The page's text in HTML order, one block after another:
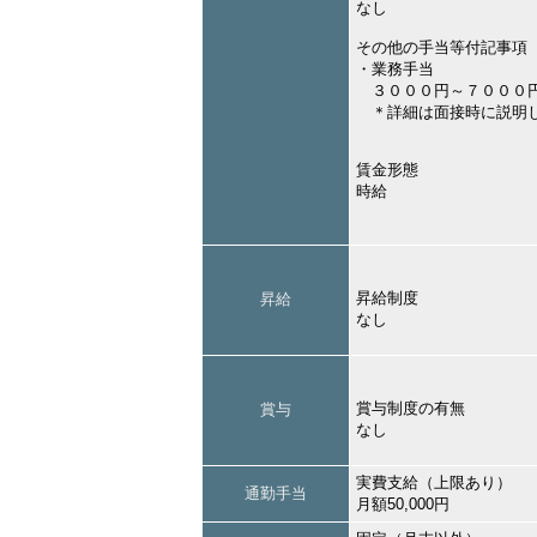
なし
その他の手当等付記事項
・業務手当
３０００円～７０００
＊詳細は面接時に説明
賃金形態
時給
昇給
昇給制度
なし
賞与
賞与制度の有無
なし
通勤手当
実費支給（上限あり）
月額50,000円